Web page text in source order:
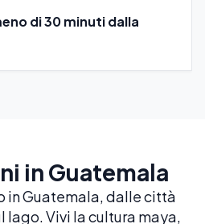
di 30 minuti dalla
in Guatemala
in Guatemala, dalle città
lago. Vivi la cultura maya,